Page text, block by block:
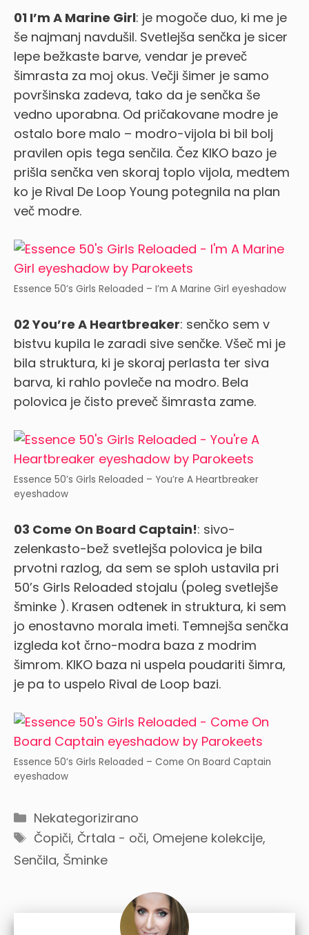
01 I’m A Marine Girl: je mogoče duo, ki me je
še najmanj navdušil. Svetlejša senčka je sicer
lepe bežkaste barve, vendar je preveč
šimrasta za moj okus. Večji šimer je samo
površinska zadeva, tako da je senčka še
vedno uporabna. Od pričakovane modre je
ostalo bore malo – modro-vijola bi bil bolj
pravilen opis tega senčila. Čez KIKO bazo je
prišla senčka ven skoraj toplo vijola, medtem
ko je Rival De Loop Young potegnila na plan
več modre.
Essence 50’s Girls Reloaded – I’m A Marine Girl eyeshadow
02 You’re A Heartbreaker: senčko sem v
bistvu kupila le zaradi sive senčke. Všeč mi je
bila struktura, ki je skoraj perlasta ter siva
barva, ki rahlo povleče na modro. Bela
polovica je čisto preveč šimrasta zame.
Essence 50’s Girls Reloaded – You’re A Heartbreaker
eyeshadow
03 Come On Board Captain!: sivo-
zelenkasto-bež svetlejša polovica je bila
prvotni razlog, da sem se sploh ustavila pri
50’s Girls Reloaded stojalu (poleg svetlejše
šminke ). Krasen odtenek in struktura, ki sem
jo enostavno morala imeti. Temnejša senčka
izgleda kot črno-modra baza z modrim
šimrom. KIKO baza ni uspela poudariti šimra,
je pa to uspelo Rival de Loop bazi.
Essence 50’s Girls Reloaded – Come On Board Captain
eyeshadow
Categories
Nekategorizirano
Tags
Čopiči, Črtala - oči, Omejene kolekcije,
Senčila, Šminke